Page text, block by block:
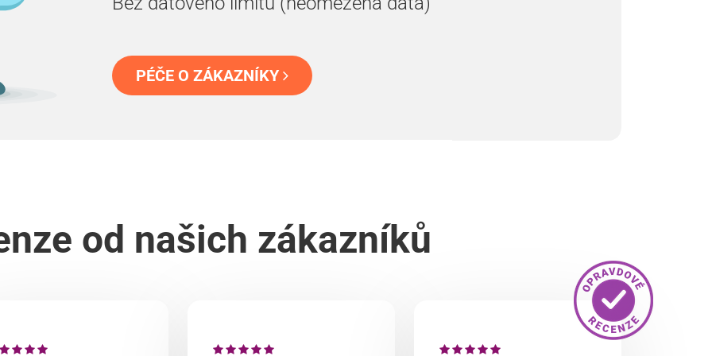
PÉČE O ZÁKAZNÍKY
od našich zákazníků